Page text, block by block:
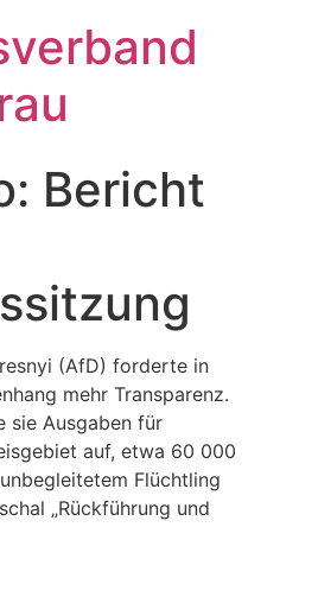
Bericht
(AfD) forderte in
mehr Transparenz.
sie Ausgaben für
auf, etwa 60 000
Flüchtling
„Rückführung und